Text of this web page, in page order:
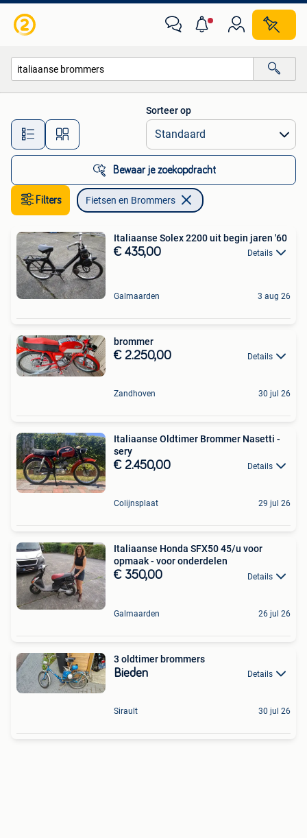
Alle afstanden…
Sorteer op
Bewaar je zoekopdracht
Filters Fietsen en Brommers
Italiaanse Solex 2200 uit begin jaren '60
€ 435,00 Details
Galmaarden 3 aug 26
brommer
€ 2.250,00 Details
Zandhoven 30 jul 26
Italiaanse Oldtimer Brommer Nasetti -
sery
€ 2.450,00 Details
Colijnsplaat 29 jul 26
Italiaanse Honda SFX50 45/u voor
opmaak - voor onderdelen
€ 350,00 Details
Galmaarden 26 jul 26
3 oldtimer brommers
Bieden Details
Sirault 30 jul 26